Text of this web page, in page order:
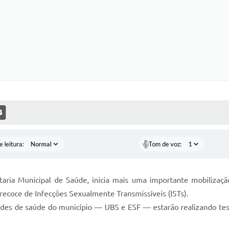
MÍDIAS
leitura: Tom de voz:
Municipal de Saúde, inicia mais uma importante
de Infecções Sexualmente Transmissíveis (ISTs).
de saúde do município — UBS e ESF — estarão realizando